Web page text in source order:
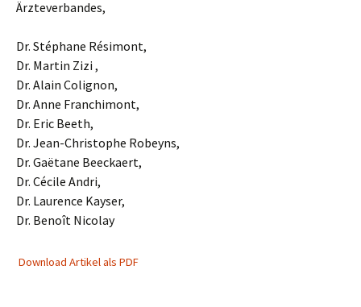
Ärzteverbandes,
Dr. Stéphane Résimont,
Dr. Martin Zizi ,
Dr. Alain Colignon,
Dr. Anne Franchimont,
Dr. Eric Beeth,
Dr. Jean-Christophe Robeyns,
Dr. Gaëtane Beeckaert,
Dr. Cécile Andri,
Dr. Laurence Kayser,
Dr. Benoît Nicolay
Download Artikel als PDF